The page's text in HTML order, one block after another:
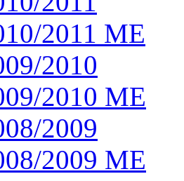
2011 ME
2010
2010 ME
2009
2009 ME